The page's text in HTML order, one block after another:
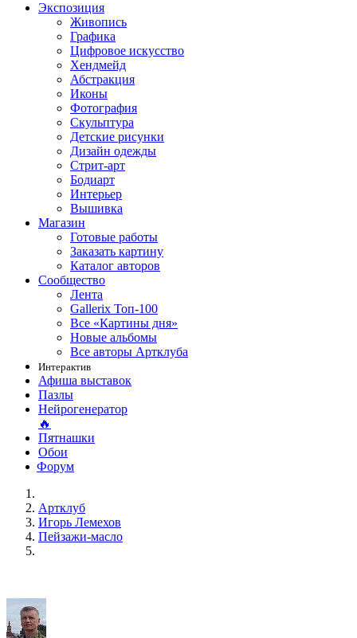
Экспозиция
Живопись
Графика
Цифровое искусство
Хендмейд
Абстракция
Иконы
Фотография
Скульптура
Детские рисунки
Дизайн одежды
Стрит-арт
Бодиарт
Интерьер
Вышивка
Магазин
Готовые работы
Заказать картину
Каталог авторов
Сообщество
Лента
Gallerix Топ-100
Все «Картины дня»
Новые альбомы
Все авторы Артклуба
Интерактив
Афиша выставок
Пазлы
Нейрогенератор
🔥
Пятнашки
Обои
Форум
Артклуб
Игорь Лемехов
Пейзажи-масло